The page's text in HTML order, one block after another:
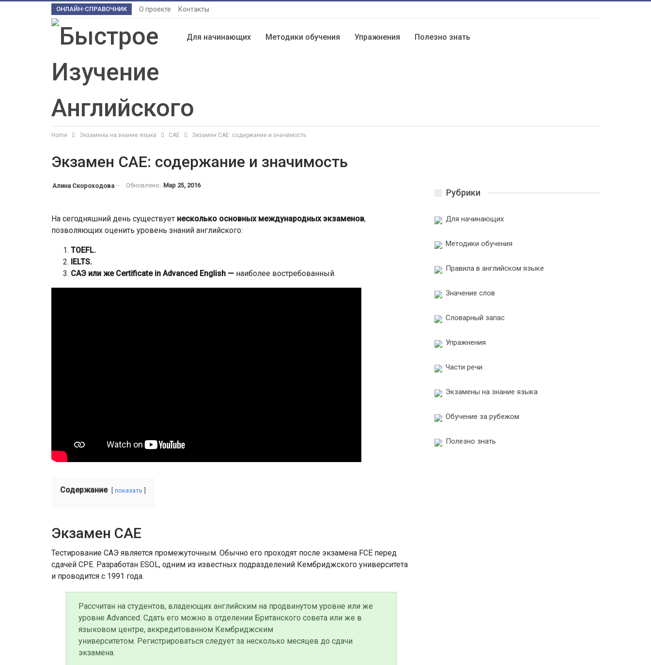
ОНЛАЙН-СПРАВОЧНИК О проекте Контакты
Для начинающих Методики обучения Упражнения Полезно знать
Home Экзамены на знание языка CAE Экзамен CAE: содержание и значимость
Экзамен CAE: содержание и значимость
Алина Скороходова Обновлено: Мар 25, 2016
На сегодняшний день существует несколько основных международных экзаменов,
позволяющих оценить уровень знаний английского:
TOEFL.
IELTS.
САЭ или же Certificate in Advanced English — наиболее востребованный.
Содержание показать
Экзамен CAE
Тестирование САЭ является промежуточным. Обычно его проходят после экзамена FCE перед
сдачей CPE. Разработан ESOL, одним из известных подразделений Кембриджского университета
и проводится с 1991 года.
Рассчитан на студентов, владеющих английским на продвинутом уровне или же
уровне Advanced. Сдать его можно в отделении Британского совета или же в
языковом центре, аккредитованном Кембриджским
университетом. Регистрироваться следует за несколько месяцев до сдачи
экзамена.
Рубрики
Для начинающих
Методики обучения
Правила в английском языке
Значение слов
Словарный запас
Упражнения
Части речи
Экзамены на знание языка
Обучение за рубежом
Полезно знать